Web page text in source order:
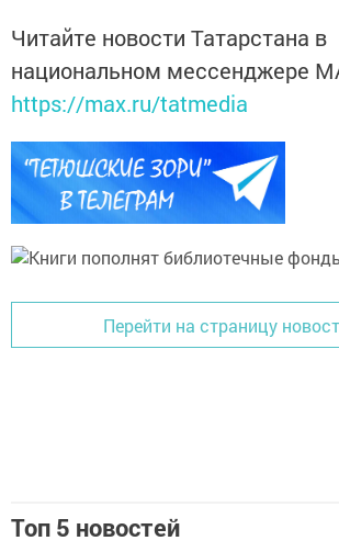
Читайте новости Татарстана в
национальном мессенджере
https://max.ru/tatmedia
Перейти на страницу
Топ 5 новостей